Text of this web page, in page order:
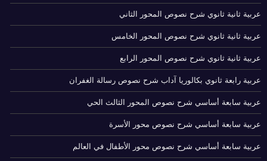
عربية ثانية ثانوي شرح نصوص المحور الثاني
عربية ثانية ثانوي شرح نصوص المحور الخامس
عربية ثانية ثانوي شرح نصوص المحور الرابع
عربية رابعة ثانوي بكالوريا آداب شرح نصوص رسالة الغفران
عربية سابعة أساسي شرح نصوص المحور الثالث الحي
عربية سابعة أساسي شرح نصوص محور الأسرة
عربية سابعة أساسي شرح نصوص محور الأطفال في العالم